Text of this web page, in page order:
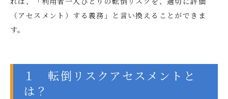
（アセスメント）する義務」と言い換えることができま
す。
１ 転倒リスクアセスメントと
は？